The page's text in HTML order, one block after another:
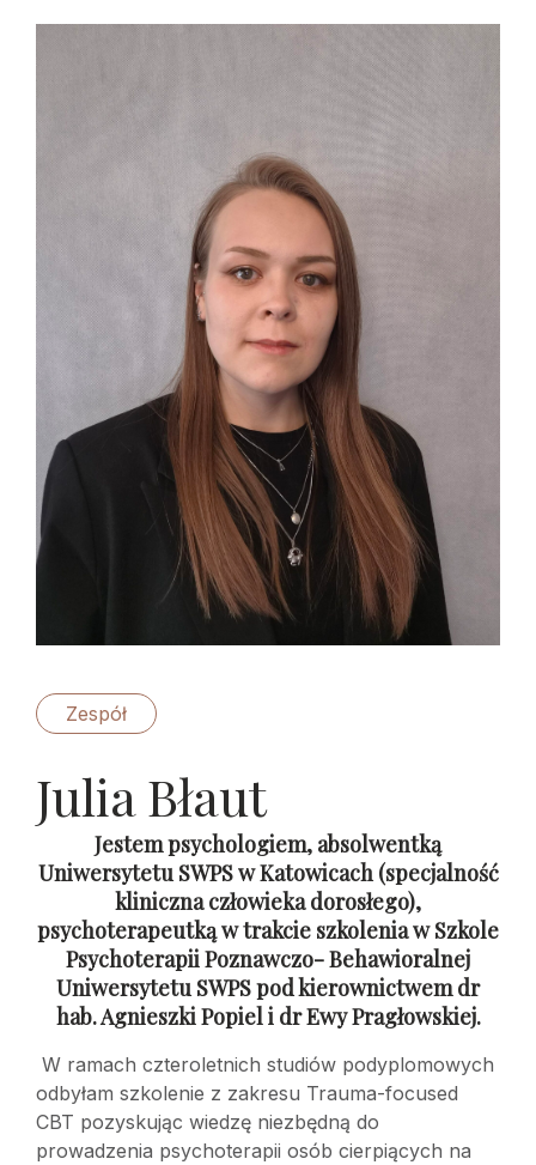
Zespół
Julia Błaut
Jestem psychologiem, absolwentką
Uniwersytetu SWPS w Katowicach (specjalność
kliniczna człowieka dorosłego),
psychoterapeutką w trakcie szkolenia w Szkole
Psychoterapii Poznawczo- Behawioralnej
Uniwersytetu SWPS pod kierownictwem dr
hab. Agnieszki Popiel i dr Ewy Pragłowskiej.
W ramach czteroletnich studiów podyplomowych
odbyłam szkolenie z zakresu Trauma-focused
CBT pozyskując wiedzę niezbędną do
prowadzenia psychoterapii osób cierpiących na